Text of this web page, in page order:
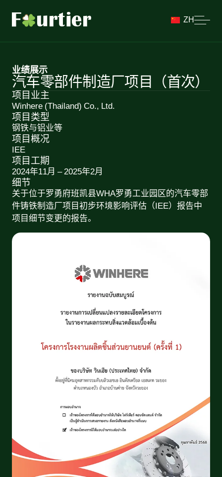
ZH
业绩展示
汽车零部件制造厂项目（首次）
项目业主
Winhere (Thailand) Co., Ltd.
项目类型
钢铁与铝业等
项目概况
IEE
项目工期
2024年11月 – 2025年2月
细节
关于位于罗勇府班凯县WHA罗勇工业园区的汽车零部
件铸铁制造厂项目初步环境影响评估（IEE）报告中
项目细节变更的报告。